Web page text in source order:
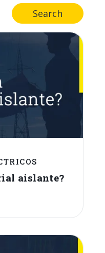
Search
aislante?